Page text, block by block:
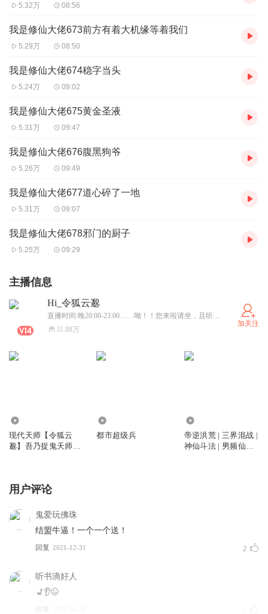
5.32万 08:56
我是修仙大佬673前方有着大机缘等着我们
5.29万 08:50
我是修仙大佬674稳字当头
5.24万 09:02
我是修仙大佬675黄金圣液
5.31万 09:47
我是修仙大佬676腹黑狗爷
5.26万 09:49
我是修仙大佬677道心碎了一地
5.31万 09:07
我是修仙大佬678邪门的厨子
5.25万 09:29
主播信息
Hi_令狐云邈
直播时间:晚20:00-23:00……呦！！您来啦请坐，且听我给您细细道来：话说啊......喜欢有声书，录制自己喜欢的故事。
31.88万
加关注
现代天师【令狐云
邈】吾乃捉鬼天师｜
都市超级兵
帝逆洪荒 | 三界混战 |
神仙斗法 | 男频仙侠
用户评论
鬼爱玩佛珠
结盟牛逼！一个一个送！
回复 2021-12-31 2
听书滴好人
💺👂😉
回复